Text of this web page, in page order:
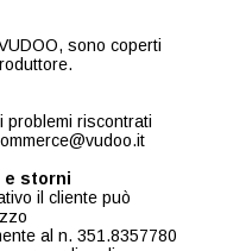
sono coperti
problemi riscontrati
e storni
il cliente può
al n. 351.8357780